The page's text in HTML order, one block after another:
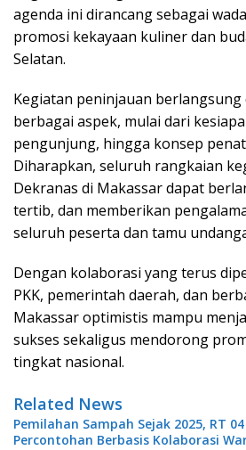
agenda ini dirancang sebagai
promosi kekayaan kuliner dan
Selatan.
Kegiatan peninjauan
berbagai aspek, mulai dari
pengunjung, hingga konsep
Diharapkan, seluruh rangkaian
Dekranas di Makassar dapat
tertib, dan memberikan
seluruh peserta dan tamu
Dengan kolaborasi yang terus
PKK, pemerintah daerah, dan
Makassar optimistis mampu
sukses sekaligus mendorong
tingkat nasional.
Related News
Pemilahan Sampah Sejak 2025, RT
Percontohan Berbasis Kolaborasi